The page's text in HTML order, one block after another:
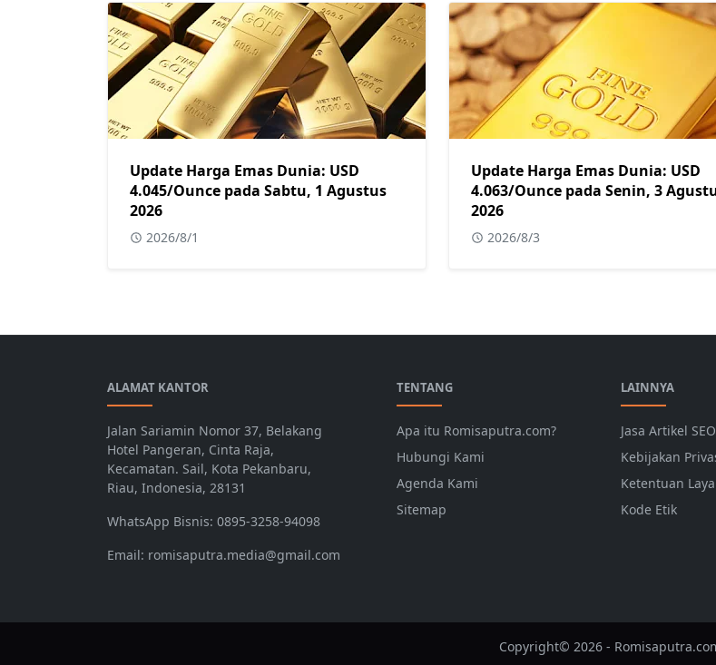
Update Harga Emas Dunia: USD
4.045/Ounce pada Sabtu, 1 Agustus
2026
2026/8/1
Update Harga Emas Dunia: USD
4.063/Ounce pada Senin, 3
2026
2026/8/3
ALAMAT KANTOR
Jalan Sariamin Nomor 37, Belakang
Hotel Pangeran, Cinta Raja,
Kecamatan. Sail, Kota Pekanbaru,
Riau, Indonesia, 28131
WhatsApp Bisnis: 0895-3258-94098
Email: romisaputra.media@gmail.com
TENTANG
Apa itu Romisaputra.com?
Hubungi Kami
Agenda Kami
Sitemap
LAINNYA
Jasa Artikel
Kebijakan
Ketentuan
Kode Etik
Copyright© 2026 -